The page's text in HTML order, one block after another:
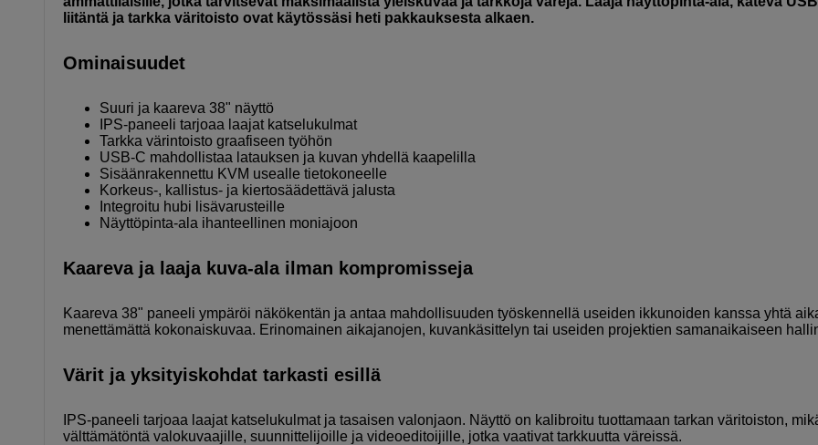
liitäntä ja tarkka väritoisto ovat käytössäsi heti pakkauksesta alkaen.
Ominaisuudet
Suuri ja kaareva 38" näyttö
IPS-paneeli tarjoaa laajat katselukulmat
Tarkka värintoisto graafiseen työhön
USB-C mahdollistaa latauksen ja kuvan yhdellä kaapelilla
Sisäänrakennettu KVM usealle tietokoneelle
Korkeus-, kallistus- ja kiertosäädettävä jalusta
Integroitu hubi lisävarusteille
Näyttöpinta-ala ihanteellinen moniajoon
Kaareva ja laaja kuva-ala ilman kompromisseja
Kaareva 38" paneeli ympäröi näkökentän ja antaa mahdollisuuden työskennellä useiden ikkunoiden kanssa yhtä
menettämättä kokonaiskuvaa. Erinomainen aikajanojen, kuvankäsittelyn tai useiden projektien samanaikaiseen
Värit ja yksityiskohdat tarkasti esillä
IPS-paneeli tarjoaa laajat katselukulmat ja tasaisen valonjaon. Näyttö on kalibroitu tuottamaan tarkan väritoiston,
välttämätöntä valokuvaajille, suunnittelijoille ja videoeditoijille, jotka vaativat tarkkuutta väreissä.